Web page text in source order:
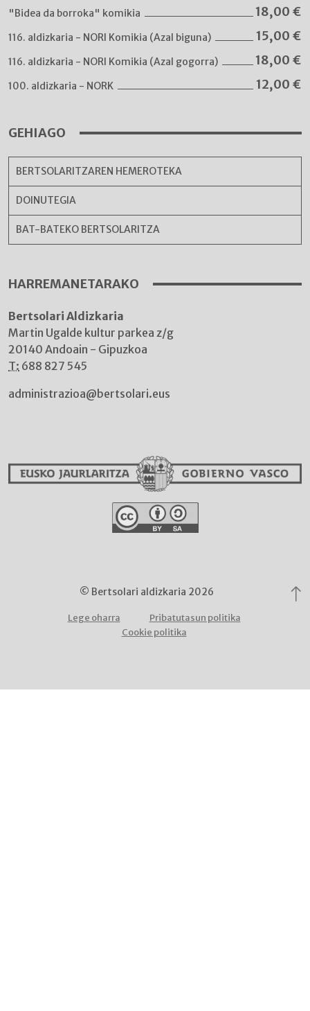
"Bidea da borroka" komikia 18,00 €
116. aldizkaria - NORI Komikia (Azal biguna) 15,00 €
116. aldizkaria - NORI Komikia (Azal gogorra) 18,00 €
100. aldizkaria - NORK 12,00 €
GEHIAGO
BERTSOLARITZAREN HEMEROTEKA
DOINUTEGIA
BAT-BATEKO BERTSOLARITZA
HARREMANETARAKO
Bertsolari Aldizkaria
Martin Ugalde kultur parkea z/g
20140 Andoain - Gipuzkoa
T: 688 827 545
administrazioa@bertsolari.eus
© Bertsolari aldizkaria 2026
Lege oharra
Pribatutasun politika
Cookie politika